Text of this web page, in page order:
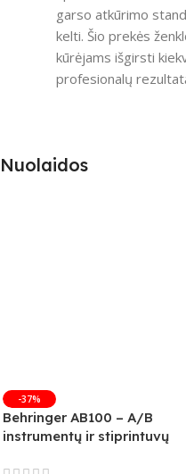
garso atkūrimo
kelti. Šio prekės
kūrėjams išgirsti
profesionalų
Nuolaidos
-37%
Behringer AB100 – A/B
instrumentų ir stiprintuvų